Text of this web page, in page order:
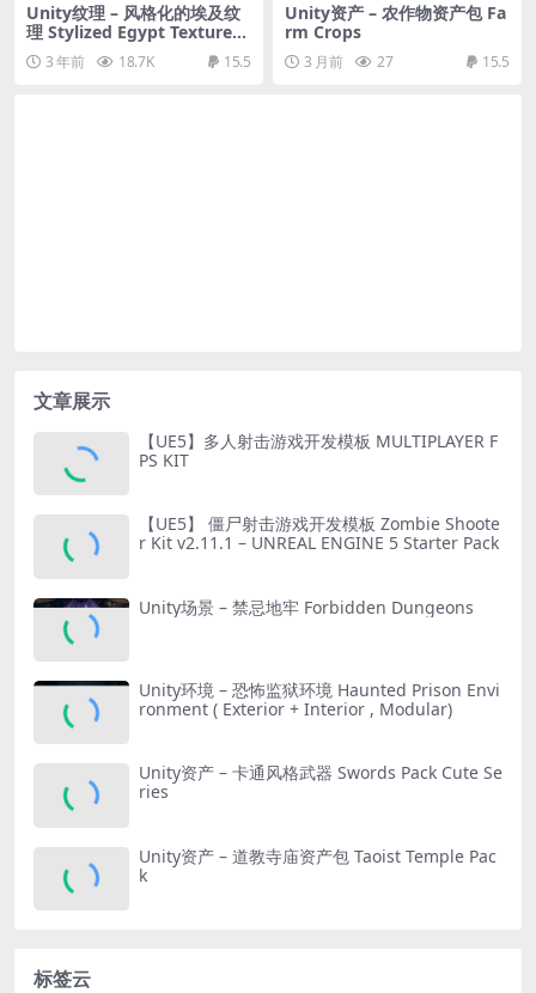
Unity纹理 – 风格化的埃及纹
理 Stylized Egypt Textures
– RPG Environment
3 年前 18.7K 15.5
Unity资产 – 农作物资产包 Fa
rm Crops
3 月前 27 15.5
文章展示
【UE5】多人射击游戏开发模板 MULTIPLAYER F
PS KIT
【UE5】 僵尸射击游戏开发模板 Zombie Shoote
r Kit v2.11.1 – UNREAL ENGINE 5 Starter Pack
Unity场景 – 禁忌地牢 Forbidden Dungeons
Unity环境 – 恐怖监狱环境 Haunted Prison Envi
ronment ( Exterior + Interior , Modular)
Unity资产 – 卡通风格武器 Swords Pack Cute Se
ries
Unity资产 – 道教寺庙资产包 Taoist Temple Pac
k
标签云